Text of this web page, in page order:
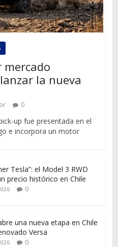
mercado
la nueva
0
up fue presentada en el
e incorpora un motor
Tesla”: el Model 3 RWD
precio histórico en Chile
0
una nueva etapa en Chile
Versa
0